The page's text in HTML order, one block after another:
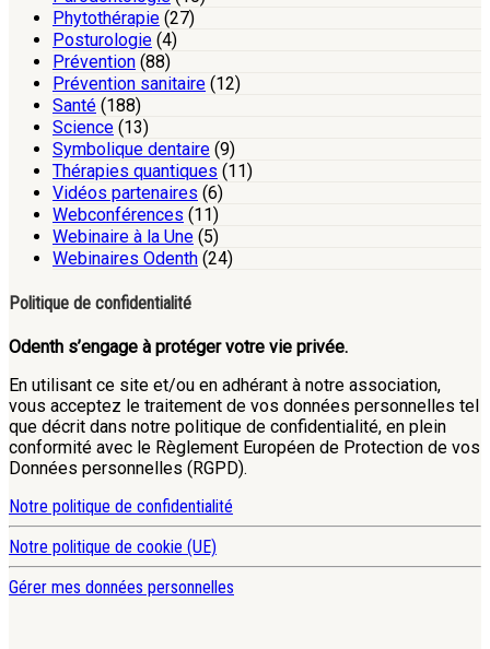
Phytothérapie (27)
Posturologie (4)
Prévention (88)
Prévention sanitaire (12)
Santé (188)
Science (13)
Symbolique dentaire (9)
Thérapies quantiques (11)
Vidéos partenaires (6)
Webconférences (11)
Webinaire à la Une (5)
Webinaires Odenth (24)
Politique de confidentialité
Odenth s’engage à protéger votre vie privée.
En utilisant ce site et/ou en adhérant à notre association,
vous acceptez le traitement de vos données personnelles tel
que décrit dans notre politique de confidentialité, en plein
conformité avec le Règlement Européen de Protection de vos
Données personnelles (RGPD).
Notre politique de confidentialité
Notre politique de cookie (UE)
Gérer mes données personnelles